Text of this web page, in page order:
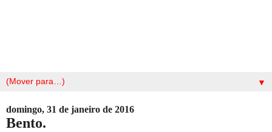
▼
domingo, 31 de janeiro de 2016
Bento.